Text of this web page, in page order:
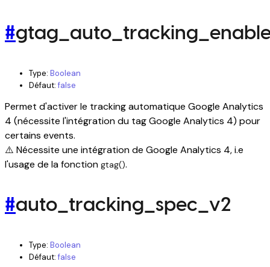
#
Type: Boolean
Défaut:false
Permet d'activer le tracking automatique Google Analytics
4 (nécessite l'intégration du tag Google Analytics 4) pour
certains events.
⚠️ Nécessite une intégration de Google Analytics 4, i.e
l'usage de la fonction gtag().
#auto_tracking_spec_v2
Type: Boolean
Défaut:false